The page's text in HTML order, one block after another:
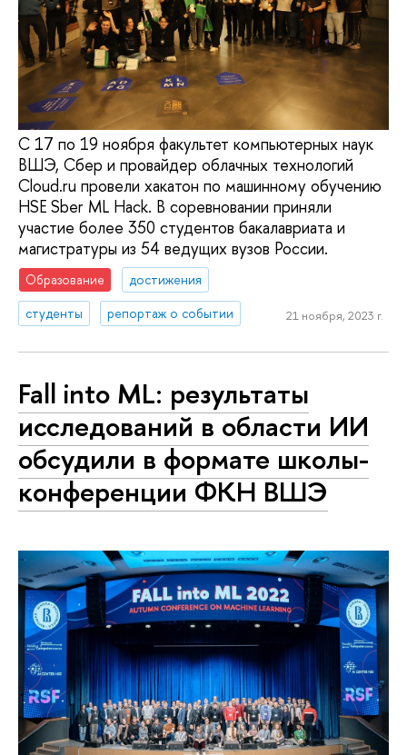
С 17 по 19 ноября факультет компьютерных наук
ВШЭ, Сбер и провайдер облачных технологий
Cloud.ru провели хакатон по машинному обучению
HSE Sber ML Hack. В соревновании приняли
участие более 350 студентов бакалавриата и
магистратуры из 54 ведущих вузов России.
Образование
достижения
студенты
репортаж о событии 21 ноября, 2023 г.
Fall into ML: результаты
исследований в области ИИ
обсудили в формате школы-
конференции ФКН ВШЭ